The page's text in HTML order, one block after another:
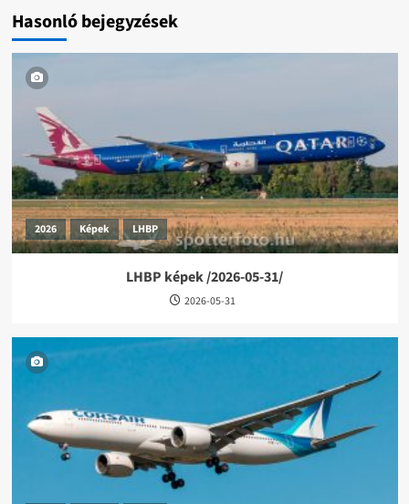
Hasonló bejegyzések
2026 Képek LHBP
LHBP képek /2026-05-31/
2026-05-31